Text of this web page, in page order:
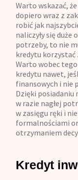
Warto wskazać,
dopiero wraz z
robić jak
naliczyły się
potrzeby, to nie
kredytu
Warto wobec
kredytu nawet,
finansowych i nie
Dzięki
w razie nagłej
w zasięgu ręki i
formalnościami
otrzymaniem
Kredyt